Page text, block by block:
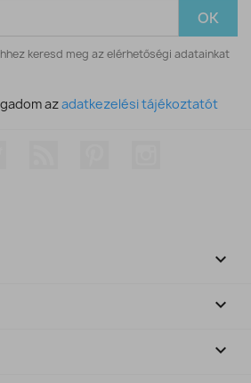
keresd meg az elérhetőségi adatainkat
azadatkezelési tájékoztatót


